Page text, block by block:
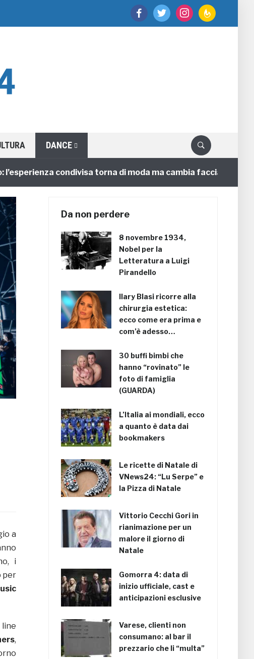
facebooktwitter instagramfeedburner
DANCE
condivisa torna di moda ma cambia faccia
a
i
per
line
,
Da non perdere
8 novembre 1934,
Nobel per la
Letteratura a Luigi
Pirandello
Ilary Blasi ricorre alla
chirurgia estetica:
ecco come era prima e
com’è adesso…
30 buffi bimbi che
hanno “rovinato” le
foto di famiglia
(GUARDA)
L’Italia ai mondiali, ecco
a quanto è data dai
bookmakers
Le ricette di Natale di
VNews24: “Lu Serpe” e
la Pizza di Natale
Vittorio Cecchi Gori in
rianimazione per un
malore il giorno di
Natale
Gomorra 4: data di
inizio ufficiale, cast e
anticipazioni esclusive
Varese, clienti non
consumano: al bar il
prezzario che li “multa”